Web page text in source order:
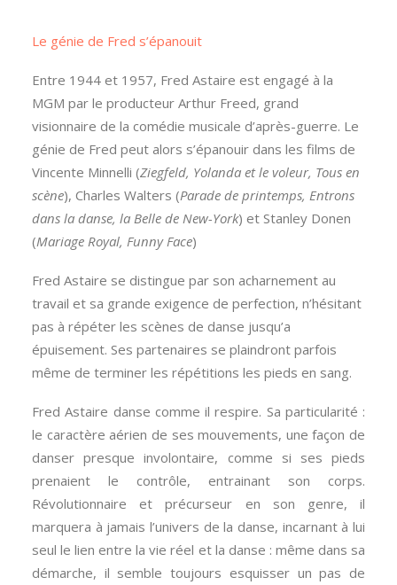
Le génie de Fred s’épanouit
Entre 1944 et 1957, Fred Astaire est engagé à la
MGM par le producteur Arthur Freed, grand
visionnaire de la comédie musicale d’après-guerre. Le
génie de Fred peut alors s’épanouir dans les films de
Vincente Minnelli (Ziegfeld, Yolanda et le voleur, Tous en
scène), Charles Walters (Parade de printemps, Entrons
dans la danse, la Belle de New-York) et Stanley Donen
(Mariage Royal, Funny Face)
Fred Astaire se distingue par son acharnement au
travail et sa grande exigence de perfection, n’hésitant
pas à répéter les scènes de danse jusqu’a
épuisement. Ses partenaires se plaindront parfois
même de terminer les répétitions les pieds en sang.
Fred Astaire danse comme il respire. Sa particularité :
le caractère aérien de ses mouvements, une façon de
danser presque involontaire, comme si ses pieds
prenaient le contrôle, entrainant son corps.
Révolutionnaire et précurseur en son genre, il
marquera à jamais l’univers de la danse, incarnant à lui
seul le lien entre la vie réel et la danse : même dans sa
démarche, il semble toujours esquisser un pas de